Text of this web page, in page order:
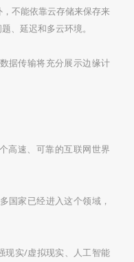
不能依靠云存储来保存来
、延迟和多云环境。
据传输将充分展示边缘计
高速、可靠的互联网世界
国家已经进入这个领域，
现实/虚拟现实、人工智能